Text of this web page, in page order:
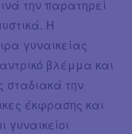
την παρατηρεί
Η
γυναικείας
βλέμμα και
σταδιακά την
έκφρασης και
γυναικείοι